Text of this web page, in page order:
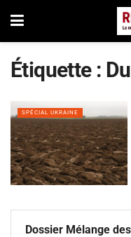
Étiquette :
SPÉCIAL UKRAINE
Dossier Mélange